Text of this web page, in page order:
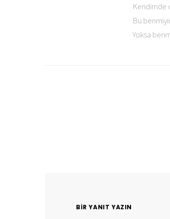
Kendimde
Bu
Yoksa
BIR YANIT YAZIN